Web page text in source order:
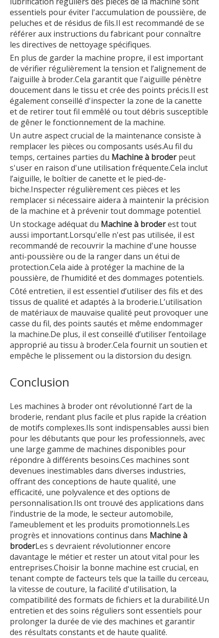
essentiels pour éviter l'accumulation de poussière, de
peluches et de résidus de fils.Il est recommandé de se
référer aux instructions du fabricant pour connaître
les directives de nettoyage spécifiques.
En plus de garder la machine propre, il est important
de vérifier régulièrement la tension et l’alignement de
l’aiguille à broder.Cela garantit que l'aiguille pénètre
doucement dans le tissu et crée des points précis.Il est
également conseillé d'inspecter la zone de la canette
et de retirer tout fil emmêlé ou tout débris susceptible
de gêner le fonctionnement de la machine.
Un autre aspect crucial de la maintenance consiste à
remplacer les pièces ou composants usés.Au fil du
temps, certaines parties du Machine à broderpeut
s'user en raison d'une utilisation fréquente.Cela inclut
l’aiguille, le boîtier de canette et le pied-de-
biche.Inspecter régulièrement ces pièces et les
remplacer si nécessaire aidera à maintenir la précision
de la machine et à prévenir tout dommage potentiel.
Un stockage adéquat du Machine à broderest tout
aussi important.Lorsqu'elle n'est pas utilisée, il est
recommandé de recouvrir la machine d'une housse
anti-poussière ou de la ranger dans un étui de
protection.Cela aide à protéger la machine de la
poussière, de l’humidité et des dommages potentiels.
Côté entretien, il est essentiel d’utiliser des fils et des
tissus de qualité et adaptés à la broderie.L’utilisation
de matériaux de mauvaise qualité peut provoquer une
casse du fil, des points sautés et même endommager
la machine.De plus, il est conseillé d’utiliser l’entoilage
approprié au tissu à broder.Cela fournit un soutien et
empêche le plissement ou la distorsion du design.
Conclusion
Les machines à broder ont révolutionné l’art de la
broderie, rendant plus facile et plus rapide la création
de motifs complexes.Ils sont indispensables aussi bien
pour les débutants que pour les professionnels, avec
une large gamme de machines disponibles pour
répondre à différents besoins.Ces machines sont
devenues inestimables dans diverses industries,
offrant des conceptions de haute qualité, une
efficacité, une polyvalence et des options de
personnalisation.Ils ont trouvé des applications dans
l’industrie de la mode, le secteur automobile,
l’ameublement et les produits promotionnels.Les
progrès et innovations continus dans Machine à
broderLes s devraient révolutionner encore
davantage le métier et rester un atout vital pour les
entreprises.Choisir la bonne machine est crucial, en
tenant compte de facteurs tels que la taille du cerceau,
la vitesse de couture, la facilité d'utilisation, la
compatibilité des formats de fichiers et la durabilité.Un
entretien et des soins réguliers sont essentiels pour
prolonger la durée de vie des machines et garantir
des résultats constants et de haute qualité.